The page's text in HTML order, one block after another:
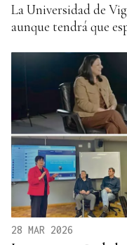
La Universidad de
aunque tendrá que
28 MAR 2026